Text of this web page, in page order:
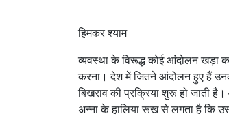
हिमकर श्याम
व्यवस्था के विरूद्ध कोई आंदोलन खड़ा
करना। देश में जितने आंदोलन हुए हैं
बिखराव की प्रक्रिया शुरू हो जाती
अन्ना के हालिया रूख से लगता है कि